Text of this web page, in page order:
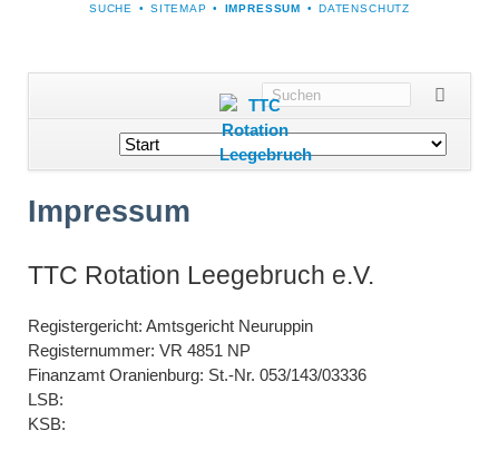
NAVIGATION
SUCHE SITEMAP IMPRESSUM DATENSCHUTZ
Navigation
überspringen
Impressum
TTC Rotation Leegebruch e.V.
Registergericht: Amtsgericht Neuruppin
Registernummer: VR 4851 NP
Finanzamt Oranienburg: St.-Nr. 053/143/03336
LSB:
KSB: